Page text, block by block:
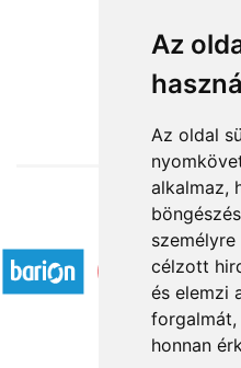
Az
Az oldal
alkalmaz,
célzott
és elemzi
honnan
from
Accepted